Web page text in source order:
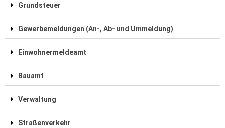
Grundsteuer
Gewerbemeldungen (An-, Ab- und Ummeldung)
Einwohnermeldeamt
Bauamt
Verwaltung
Straßenverkehr